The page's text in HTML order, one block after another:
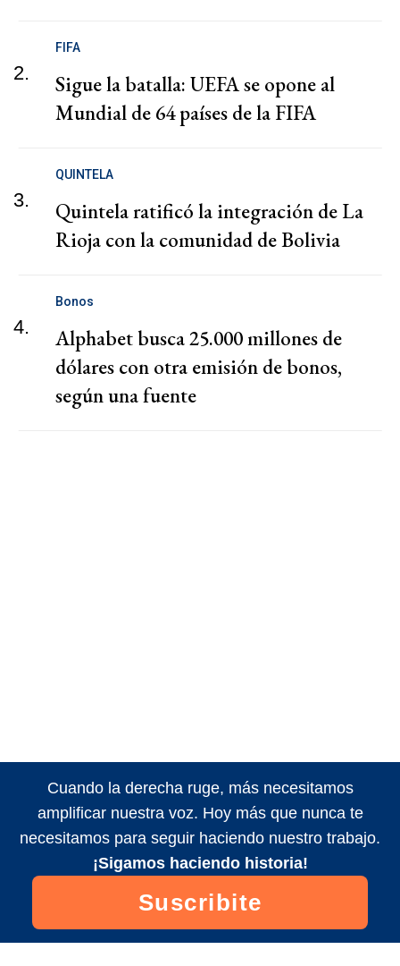
2.
FIFA
Sigue la batalla: UEFA se opone al
Mundial de 64 países de la FIFA
3.
QUINTELA
Quintela ratificó la integración de La
Rioja con la comunidad de Bolivia
4.
Bonos
Alphabet busca 25.000 millones de
dólares con otra emisión de bonos,
según una fuente
Cuando la derecha ruge, más necesitamos
amplificar nuestra voz. Hoy más que nunca te
necesitamos para seguir haciendo nuestro trabajo.
¡Sigamos haciendo historia!
Suscribite